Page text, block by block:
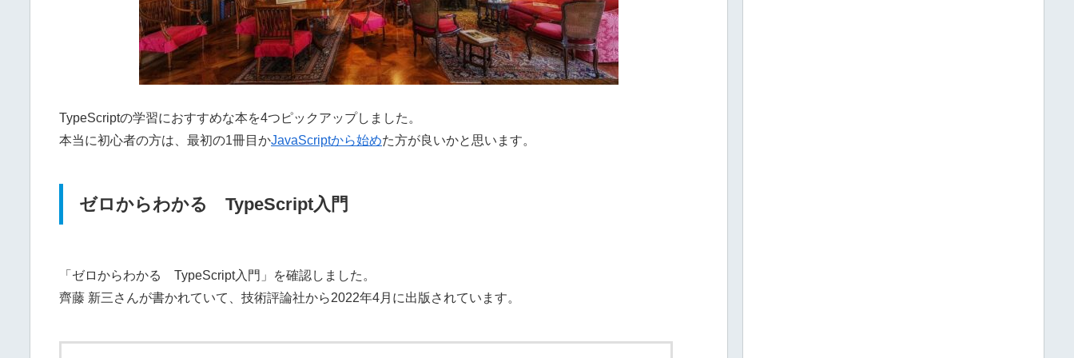
TypeScriptの学習におすすめな本を4つピックアップしました。
本当に初心者の方は、最初の1冊目かJavaScriptから始めた方が良いかと思います。
ゼロからわかる TypeScript入門
「ゼロからわかる TypeScript入門」を確認しました。
齊藤 新三さんが書かれていて、技術評論社から2022年4月に出版されています。